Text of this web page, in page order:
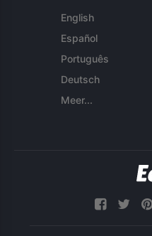
English
Español
Português
Deutsch
Meer...